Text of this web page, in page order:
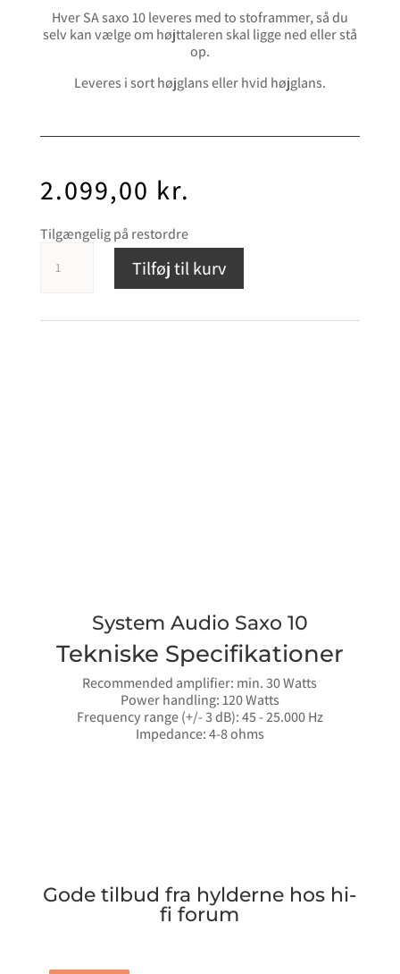
Hver SA saxo 10 leveres med to stoframmer, så du
selv kan vælge om højttaleren skal ligge ned eller stå
op.
Leveres i sort højglans eller hvid højglans.
2.099,00 kr.
Tilgængelig på restordre
Audio
antal
Tilføj til kurv
System Audio Saxo 10
Tekniske Specifikationer
Recommended amplifier: min. 30 Watts
Power handling: 120 Watts
Frequency range (+/- 3 dB): 45 - 25.000 Hz
Impedance: 4-8 ohms
Gode tilbud fra hylderne hos hi-
fi forum